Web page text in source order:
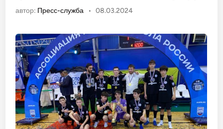
автор: Пресс-служба • 08.03.2024